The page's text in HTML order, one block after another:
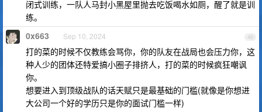
闭式训练，一队人马封小黑屋里抛去吃饭喝水如厕，醒了就是训
练。
46
0x663 Sep 10, 2024
打的菜的时候不仅教练会骂你，你的队友在战局也会压力你，这
种人少的团体还特爱搞小圈子排挤人，打的菜的时候疯狂嘲讽
你。
想要进入到顶级战队的话天赋只是最基础的门槛(就像是你想进
大公司一个好的学历只是你的面试门槛一样)